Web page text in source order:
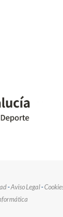
-Aviso Legal-